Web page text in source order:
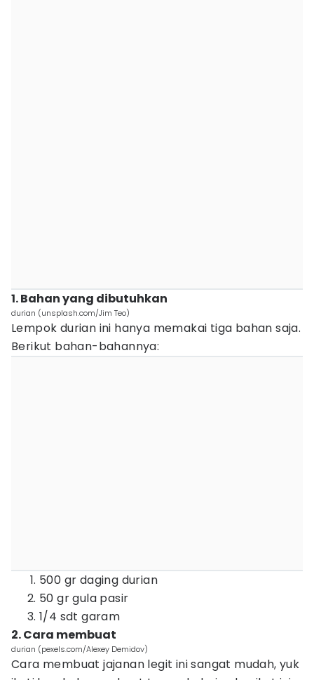
1. Bahan yang dibutuhkan
durian (unsplash.com/Jim Teo)
Lempok durian ini hanya memakai tiga bahan saja.
Berikut bahan-bahannya:
500 gr daging durian
50 gr gula pasir
1/4 sdt garam
2. Cara membuat
durian (pexels.com/Alexey Demidov)
Cara membuat jajanan legit ini sangat mudah, yuk